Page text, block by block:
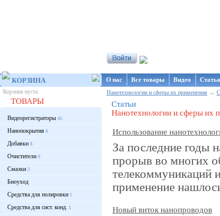
КОРЗИНА
Корзина пуста
ТОВАРЫ
Видеорегистраторы 45
Нанопокрытия 6
Добавки 8
Очистители 9
Смазки 3
Биоуход
Средства для полировки 1
Средства для сист. конд. 1
О нас Все товары Видео
Нанотехнологии и сферы их применения →
Статьи
Нанотехнологии и сферы их
Использование
За последние годы
прорыв во многих
телекоммуникаций
применение
Новый виток нанопроводов